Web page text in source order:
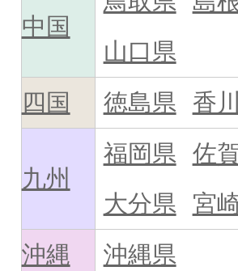
中国
山口県
四国
徳島県 香
九州
福岡県 佐
大分県
宮
沖縄
沖縄県